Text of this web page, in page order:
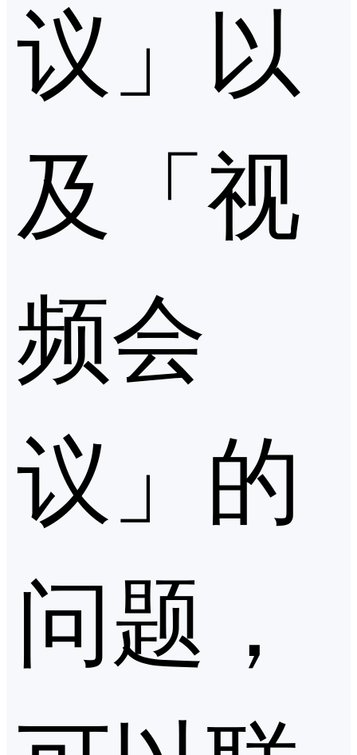
议」以
及「视
频会
议」的
问题，